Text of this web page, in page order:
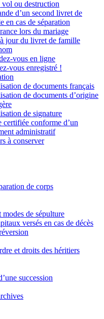
vol ou destruction
d’un second livret de
en cas de séparation
lors du mariage
jour du livret de famille
vous en ligne
vous enregistré !
de documents français
de documents d’origine
de signature
certifiée conforme d’un
administratif
à conserver
de corps
modes de sépulture
versés en cas de décès
et droits des héritiers
succession